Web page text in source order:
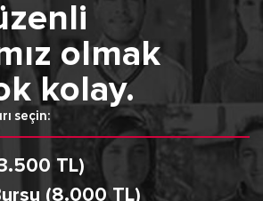
olmak
kolay.
seçin:
TL)
(8.000 TL)